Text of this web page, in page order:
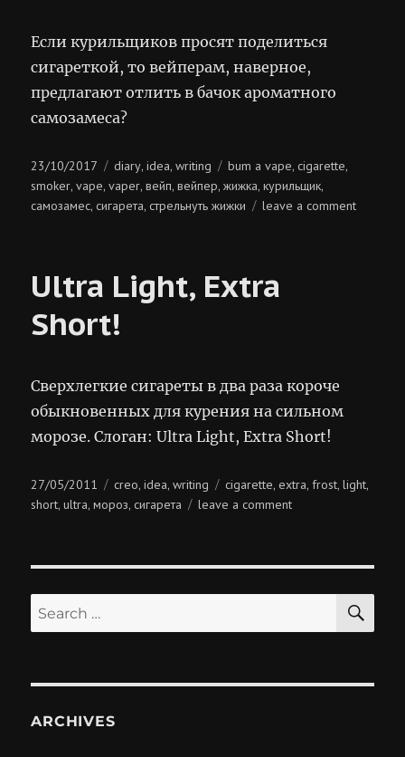
Если курильщиков просят поделиться
сигареткой, то вейперам, наверное,
предлагают отлить в бачок ароматного
самозамеса?
Posted
on
23/10/2017 Categories
diary,idea,writing Tags
bum a vape,cigarette,
smoker,vape,vaper,вейп,вейпер,жижка,курильщик,
самозамес,сигарета,стрельнуть жижки leave a commenton
Ultra Light, Extra
Short!
Сверхлегкие сигареты в два раза короче
обыкновенных для курения на сильном
морозе. Слоган: Ultra Light, Extra Short!
Posted
on
27/05/2011 Categories
creo,idea,writing Tags
cigarette,extra,frost,light,
short,ultra,мороз,сигарета leave a commenton
extra
Search
for:
ARCHIVES